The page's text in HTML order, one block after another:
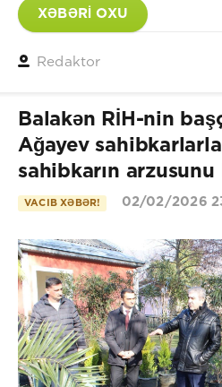
XƏBƏRİ OXU
Redaktor
Balakən RİH-nin
Ağayev
sahibkarın
VACIB XƏBƏR! 02/02/2026